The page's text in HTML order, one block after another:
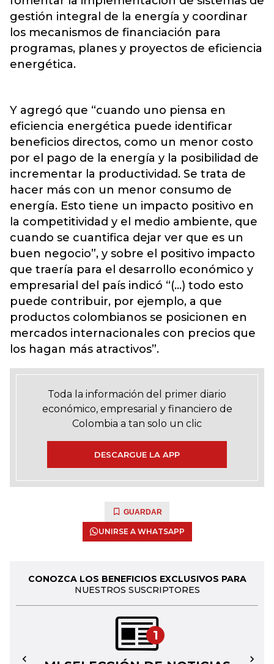
gestión integral de la energía y coordinar
los mecanismos de financiación para
programas, planes y proyectos de eficiencia
energética.
Y agregó que “cuando uno piensa en
eficiencia energética puede identificar
beneficios directos, como un menor costo
por el pago de la energía y la posibilidad de
incrementar la productividad. Se trata de
hacer más con un menor consumo de
energía. Esto tiene un impacto positivo en
la competitividad y el medio ambiente, que
cuando se cuantifica dejar ver que es un
buen negocio”, y sobre el positivo impacto
que traería para el desarrollo económico y
empresarial del país indicó “(…) todo esto
puede contribuir, por ejemplo, a que
productos colombianos se posicionen en
mercados internacionales con precios que
los hagan más atractivos”.
Toda la información del primer diario
económico, empresarial y financiero de
Colombia a tan solo un clic
DESCARGUE LA APP
GUARDAR
UNIRSE A WHATSAPP
CONOZCA LOS BENEFICIOS EXCLUSIVOS PARA
NUESTROS SUSCRIPTORES
1